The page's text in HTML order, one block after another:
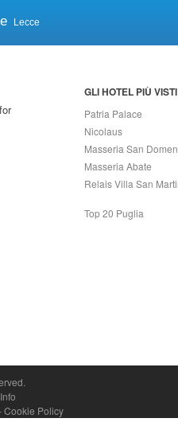
Lecce
GLI HOTEL PIÙ VISTI
Patria Palace
Nicolaus
Masseria San
Masseria Abate
Relais Villa San
Top 20 Puglia
Cookie Policy
- Rea n.557643